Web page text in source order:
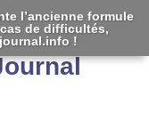
l’ancienne formule
de difficultés,
!